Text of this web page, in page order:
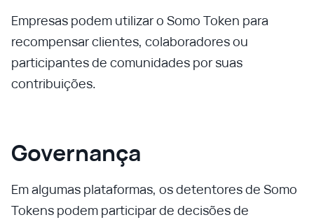
Empresas podem utilizar o Somo Token para
recompensar clientes, colaboradores ou
participantes de comunidades por suas
contribuições.
Governança
Em algumas plataformas, os detentores de Somo
Tokens podem participar de decisões de